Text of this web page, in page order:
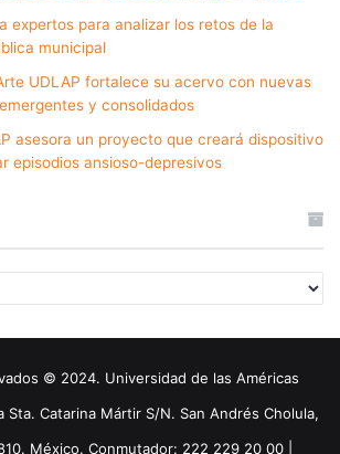
expertos para analizar los retos de la
municipal
UDLAP fortalece su acervo con nuevas
y consolidados
asesora un proyecto que creará dispositivo
episodios ansioso-depresivos
© 2024. Universidad de las Américas
Sta. Catarina Mártir S/N. San Andrés Cholula,
México. Conmutador: 222 229 20 00 |